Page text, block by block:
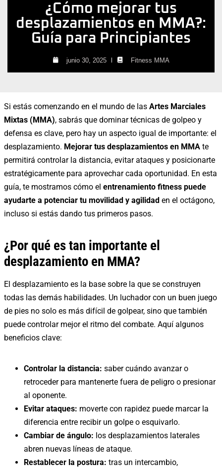
¿Cómo mejorar tus
desplazamientos en MMA?:
Guía para Principiantes
junio 30, 2025 Fitness MMA
Si estás comenzando en el mundo de las Artes Marciales
Mixtas (MMA), sabrás que dominar técnicas de golpeo y
defensa es clave, pero hay un aspecto igual de importante: el
desplazamiento. Mejorar tus desplazamientos en MMA te
permitirá controlar la distancia, evitar ataques y posicionarte
estratégicamente para aprovechar cada oportunidad. En esta
guía, te mostramos cómo el entrenamiento fitness puede
ayudarte a potenciar tu movilidad y agilidad en el octágono,
incluso si estás dando tus primeros pasos.
¿Por qué es tan importante el
desplazamiento en MMA?
El desplazamiento es la base sobre la que se construyen
todas las demás habilidades. Un luchador con un buen juego
de pies no solo es más difícil de golpear, sino que también
puede controlar mejor el ritmo del combate. Aquí algunos
beneficios clave:
Controlar la distancia: saber cuándo avanzar o
retroceder para mantenerte fuera de peligro o presionar
al oponente.
Evitar ataques: moverte con rapidez puede marcar la
diferencia entre recibir un golpe o esquivarlo.
Cambiar de ángulo: los desplazamientos laterales
abren nuevas líneas de ataque.
Restablecer la postura: tras un intercambio,